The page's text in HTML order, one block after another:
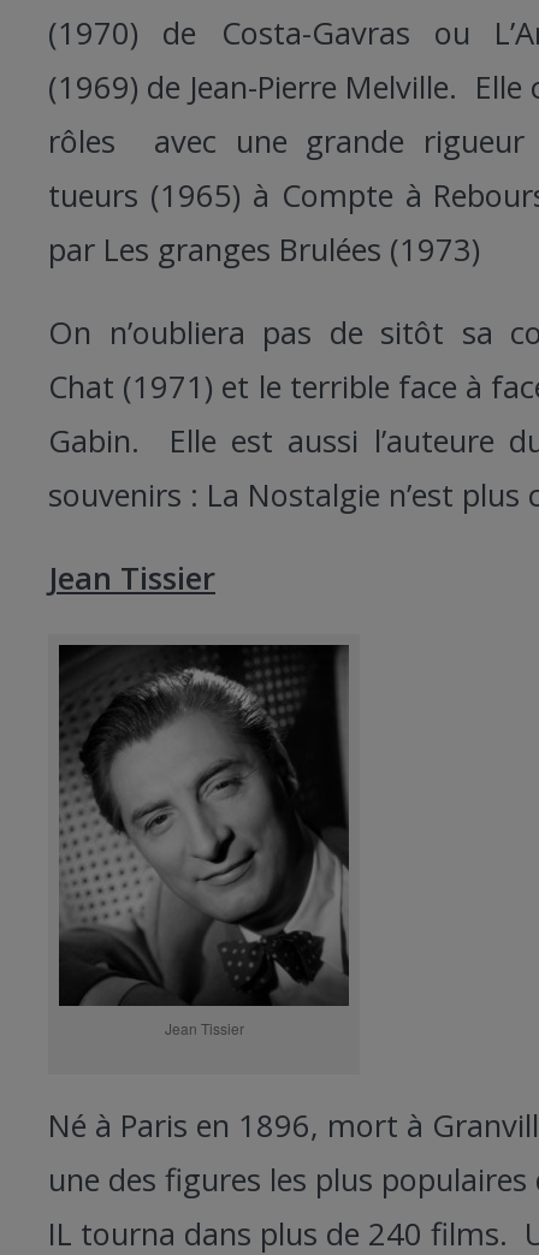
(1970) de Costa-Gavras ou
(1969) de Jean-Pierre Melville.
rôles avec une grande rigueur
tueurs (1965) à Compte à
par Les granges Brulées (1973)
On n’oubliera pas de sitôt sa
Chat (1971) et le terrible face à
Gabin. Elle est aussi l’auteure
souvenirs : La Nostalgie n’est plus
Jean Tissier
Jean Tissier
Né à Paris en 1896, mort à
une des figures les plus
IL tourna dans plus de 240 films.